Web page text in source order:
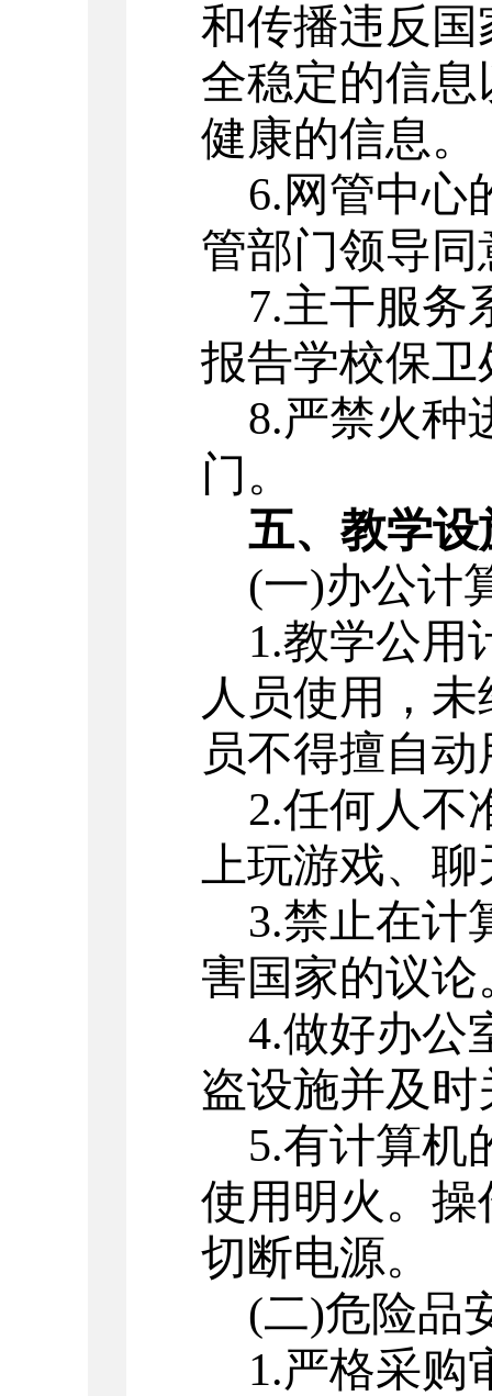
和传播违反
全稳定的信
健康的信息。
6.网管中心
管部门领导
7.主干服务
报告学校保
8.严禁火种
门。
五、教学
(一)办公计
1.教学公用
人员使用，
员不得擅自动
2.任何人不
上玩游戏、
3.禁止在计
害国家的议论
4.做好办公
盗设施并及时
5.有计算机
使用明火。
切断电源。
(二)危险品
1.严格采购